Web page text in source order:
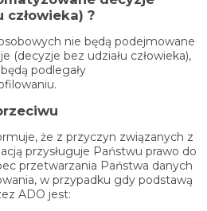
człowieka) ?
nie będą podejmowane
(decyzje bez udziału człowieka),
podlegały
że z przyczyn związanych z
przysługuje Państwu prawo do
przetwarzania Państwa danych
w przypadku gdy podstawą
ADO jest: